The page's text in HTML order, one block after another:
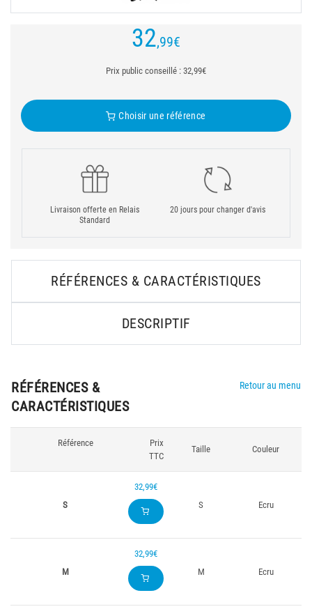
32,99€
Prix public conseillé : 32,99€
Choisir une référence
Livraison offerte en Relais
Standard
20 jours pour changer d'avis
RÉFÉRENCES & CARACTÉRISTIQUES
DESCRIPTIF
RÉFÉRENCES &
CARACTÉRISTIQUES
Retour au menu
Référence
Prix
TTC
Taille Couleur
S
32,99€
S
Ecru
M
32,99€
M
Ecru